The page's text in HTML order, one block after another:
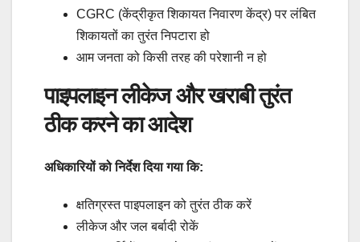
CGRC (केंद्रीकृत शिकायत निवारण केंद्र) पर लंबित
शिकायतों का तुरंत निपटारा हो
आम जनता को किसी तरह की परेशानी न हो
पाइपलाइन लीकेज और खराबी तुरंत
ठीक करने का आदेश
अधिकारियों को निर्देश दिया गया कि:
क्षतिग्रस्त पाइपलाइन को तुरंत ठीक करें
लीकेज और जल बर्बादी रोकें